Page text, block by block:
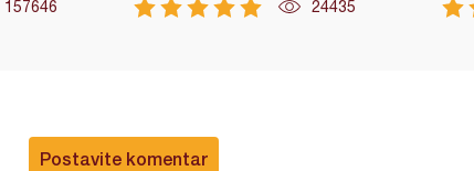
157646 24435
Postavite komentar